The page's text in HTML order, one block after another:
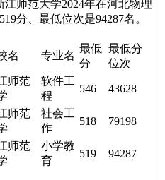
江师范大学2024年在河北物理
分、最低位次是94287名。
名 专业名
最低
分
最低分
位次
师范
软件工
程
546 43628
师范
社会工
作
518 79198
师范
小学教
育
519 94287